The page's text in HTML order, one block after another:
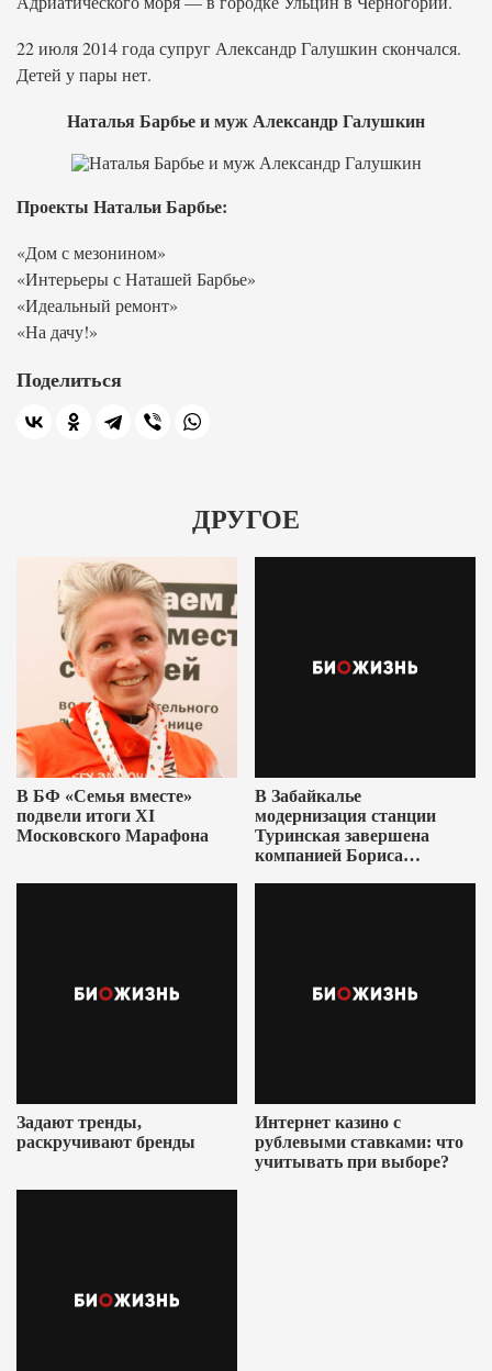
22 июля 2014 года супруг Александр Галушкин скончался.
Детей у пары нет.
Наталья Барбье и муж Александр Галушкин
Проекты Натальи Барбье:
«Дом с мезонином»
«Интерьеры с Наташей Барбье»
«Идеальный ремонт»
«На дачу!»
Поделиться
ДРУГОЕ
В БФ «Семья вместе»
подвели итоги XI
Московского Марафона
В Забайкалье
модернизация станции
Туринская завершена
компанией Бориса
Задают тренды,
раскручивают бренды
Интернет казино с
рублевыми ставками: что
учитывать при выборе?